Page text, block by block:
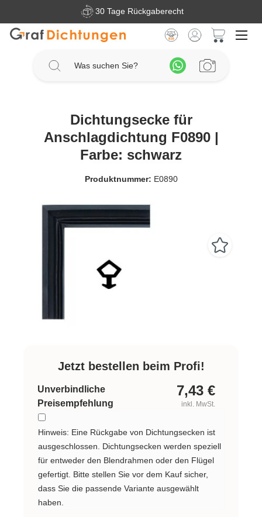
Zum Hauptinhalt springen30 Tage Rückgaberecht
Dichtungsecke für
Anschlagdichtung F0890 |
Farbe: schwarz
Produktnummer: E0890
Jetzt bestellen beim Profi!
Unverbindliche
Preisempfehlung
7,43 €
inkl. MwSt.
Hinweis: Eine Rückgabe von Dichtungsecken ist
ausgeschlossen. Dichtungsecken werden speziell
für entweder den Blendrahmen oder den Flügel
gefertigt. Bitte stellen Sie vor dem Kauf sicher,
dass Sie die passende Variante ausgewählt
haben.